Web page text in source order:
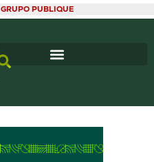
GRUPO PUBLIQUE